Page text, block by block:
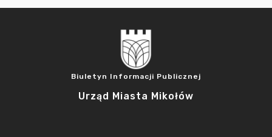
Biuletyn Informacji Publicznej
Urząd Miasta Mikołów